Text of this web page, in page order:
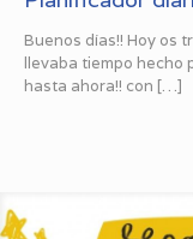
Buenos días!! Hoy os
llevaba tiempo hecho
hasta ahora!! con […]